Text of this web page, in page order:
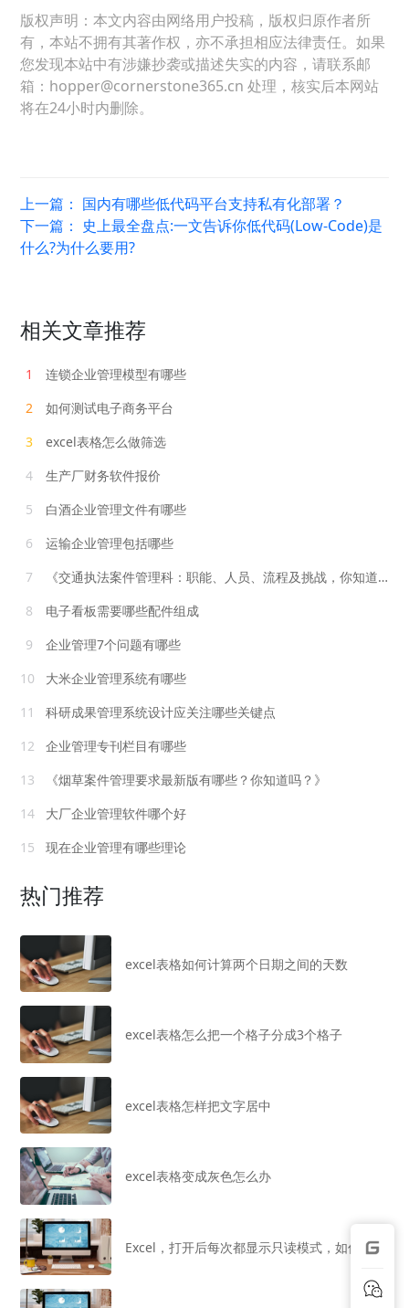
版权声明：本文内容由网络用户投稿，版权归原作者所
有，本站不拥有其著作权，亦不承担相应法律责任。如果
您发现本站中有涉嫌抄袭或描述失实的内容，请联系邮
箱：hopper@cornerstone365.cn 处理，核实后本网站
将在24小时内删除。
上一篇： 国内有哪些低代码平台支持私有化部署？
下一篇： 史上最全盘点:一文告诉你低代码(Low-Code)是
什么?为什么要用?
相关文章推荐
1
连锁企业管理模型有哪些
2
如何测试电子商务平台
3
excel表格怎么做筛选
4
生产厂财务软件报价
5
白酒企业管理文件有哪些
6
运输企业管理包括哪些
7
《交通执法案件管理科：职能、人员、流程及挑战，你知道多少？》
8
电子看板需要哪些配件组成
9
企业管理7个问题有哪些
10
大米企业管理系统有哪些
11
科研成果管理系统设计应关注哪些关键点
12
企业管理专刊栏目有哪些
13
《烟草案件管理要求最新版有哪些？你知道吗？》
14
大厂企业管理软件哪个好
15
现在企业管理有哪些理论
热门推荐
excel表格如何计算两个日期之间的天数
excel表格怎么把一个格子分成3个格子
excel表格怎样把文字居中
excel表格变成灰色怎么办
Excel，打开后每次都显示只读模式，如何解决